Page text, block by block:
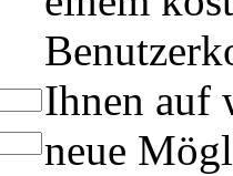
Ihnen auf
neue